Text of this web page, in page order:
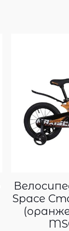
Space